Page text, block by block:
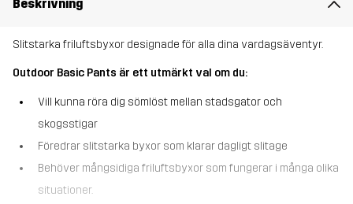
Beskrivning
Slitstarka friluftsbyxor designade för alla dina vardagsäventyr.
Outdoor Basic Pants är ett utmärkt val om du:
Vill kunna röra dig sömlöst mellan stadsgator och
skogsstigar
Föredrar slitstarka byxor som klarar dagligt slitage
Behöver mångsidiga friluftsbyxor som fungerar i många olika
situationer.